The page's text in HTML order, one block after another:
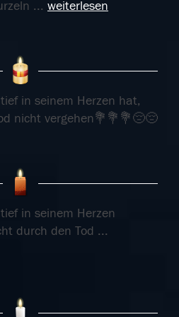
... weiterlesen
in seinem Herzen hat,
nicht vergehen💐💐💐😔😔
in seinem Herzen
durch den Tod ...